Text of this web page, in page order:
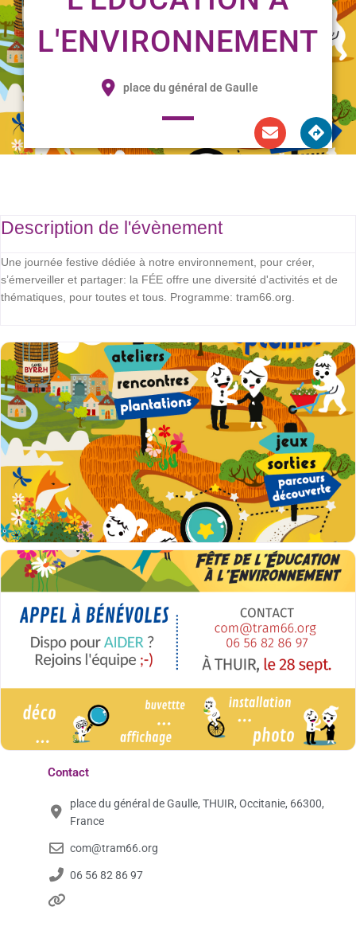
L'ENVIRONNEMENT
place du général de Gaulle
Description de l'évènement
Une journée festive dédiée à notre environnement, pour créer,
s’émerveiller et partager: la FÉE offre une diversité d'activités et de
thématiques, pour toutes et tous. Programme: tram66.org.
Contact
place du général de Gaulle, THUIR, Occitanie, 66300,
France
com@tram66.org
06 56 82 86 97